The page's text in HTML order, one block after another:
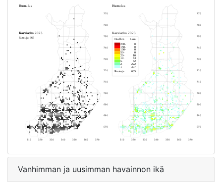
Vanhimman ja uusimman havainnon ikä